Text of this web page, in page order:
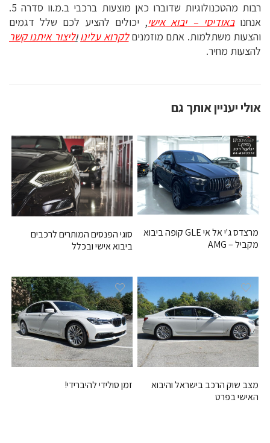
רבות מהטכנולוגיות שדוברו כאן מוצעות ברכבי ב.מ.וו סדרה 5.
אנחנובאודיסי – יבוא אישי, יכולים להציע לכם שלל דגמים
והצעות משתלמות. אתם מוזמניםלקרוא עלינו וליצור איתנו קשר
להצעות מחיר.
אולי יעניין אותך גם
מרצדס ג'י אל אי GLE קופה ביבוא
מקביל – AMG
סוגי הפנסים המותרים לרכבים
ביבוא אישי ובכלל
מצב שוק הרכב בישראל והיבוא
האישי בפרט
זמן סולידי להיברידי!